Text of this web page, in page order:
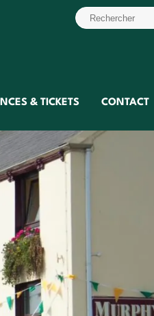
& TICKETS CONTACT